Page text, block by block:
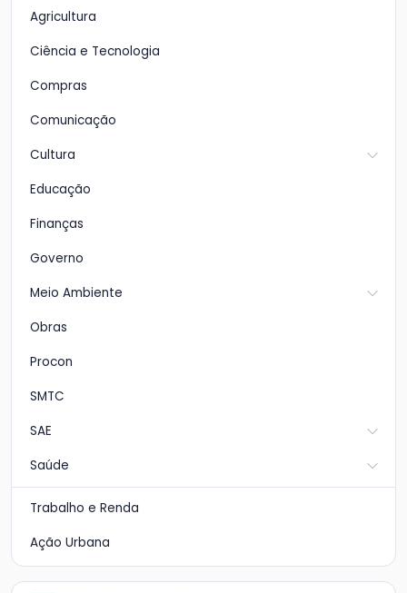
Agricultura
Ciência e Tecnologia
Compras
Comunicação
Cultura
Educação
Finanças
Governo
Meio Ambiente
Obras
Procon
SMTC
SAE
Saúde
Trabalho e Renda
Ação Urbana